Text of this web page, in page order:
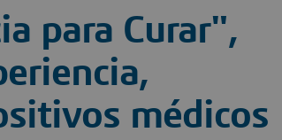
para Curar",
médicos